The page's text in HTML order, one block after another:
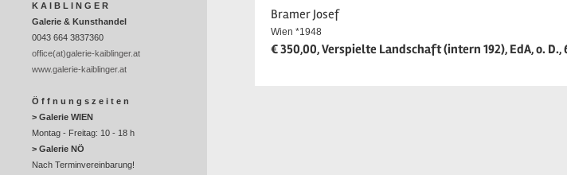
K A I B L I N G E R
Galerie & Kunsthandel
0043 664 3837360
office(at)galerie-kaiblinger.at
www.galerie-kaiblinger.at
Ö f f n u n g s z e i t e n
> Galerie WIEN
Montag - Freitag: 10 - 18 h
> Galerie NÖ
Nach Terminvereinbarung!
Bramer Josef
Wien *1948
€ 350,00, Verspielte Landschaft (intern 192), EdA, o.